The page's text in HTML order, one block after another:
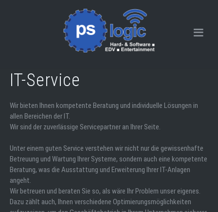
IT-Service
Wir bieten Ihnen kompetente Beratung und individuelle Lösungen in
allen Bereichen der IT.
Wir sind der zuverlässige Servicepartner an Ihrer Seite.
Unter einem guten Service verstehen wir nicht nur die gewissenhafte
Betreuung und Wartung Ihrer Systeme, sondern auch eine kompetente
Beratung, was die Ausstattung und Erweiterung Ihrer IT-Anlagen
angeht.
Wir betreuen und beraten Sie so, als wäre Ihr Problem unser eigenes.
Dazu zählt auch, Ihnen verschiedene Optimierungsmöglichkeiten